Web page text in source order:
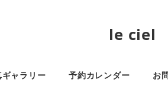
le ciel
ャラリー 予約カレンダー お